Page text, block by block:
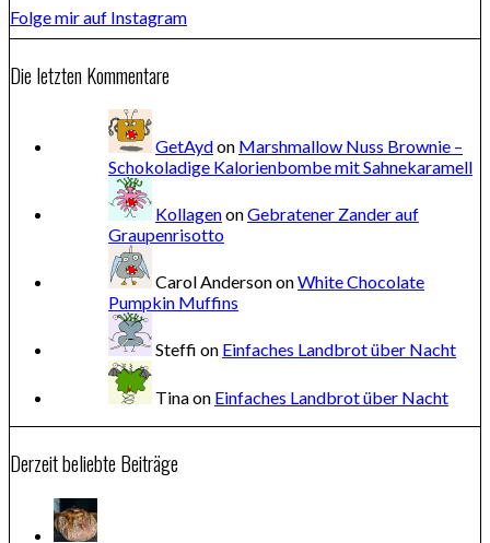
Folge mir auf Instagram
Die letzten Kommentare
GetAydon Marshmallow Nuss Brownie –
Schokoladige Kalorienbombe mit Sahnekaramell
KollagenonGebratener Zander auf
Graupenrisotto
Carol AndersononWhite Chocolate
Pumpkin Muffins
Steffi on Einfaches Landbrot über Nacht
Tinaon Einfaches Landbrot über Nacht
Derzeit beliebte Beiträge